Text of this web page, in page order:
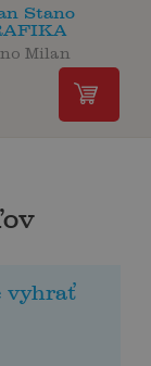
Stano
Milan
vyhrať